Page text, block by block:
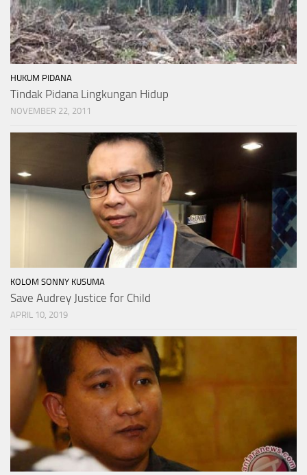
HUKUM PIDANA
Tindak Pidana Lingkungan Hidup
NOVEMBER 22, 2011
KOLOM SONNY KUSUMA
Save Audrey Justice for Child
APRIL 10, 2019